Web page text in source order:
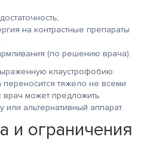
на контрастные препараты
(по решению врача).
клаустрофобию:
переносится тяжело не всеми
врач может предложить
или альтернативный аппарат.
и ограничения